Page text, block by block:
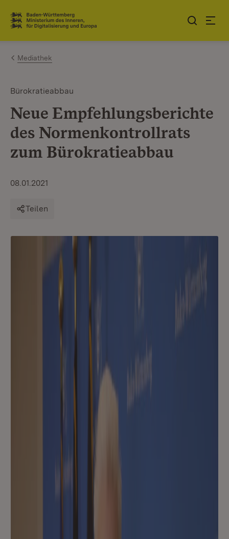
Zum Inhalt springen
Link zur Startseite
Mediathek
Bürokratieabbau
Neue Empfehlungsberichte
des Normenkontrollrats
zum Bürokratieabbau
08.01.2021
Teilen